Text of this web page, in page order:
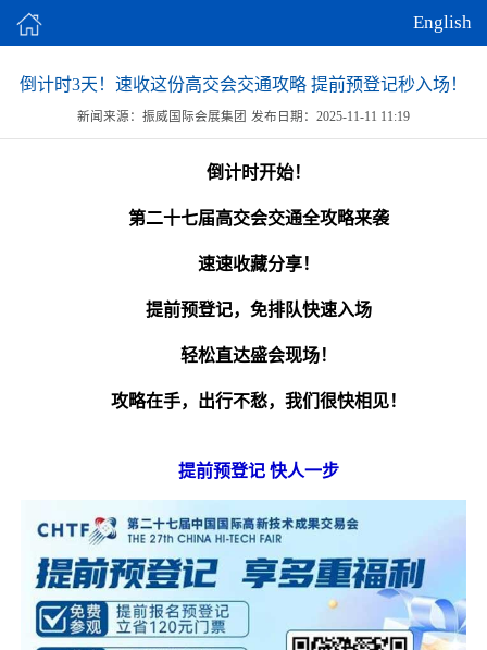
English
倒计时3天！速收这份高交会交通攻略 提前预登记秒入场！
新闻来源：振威国际会展集团 发布日期：2025-11-11 11:19
倒计时开始！
第二十七届高交会交通全攻略来袭
速速收藏分享！
提前预登记，免排队快速入场
轻松直达盛会现场！
攻略在手，出行不愁，我们很快相见！
提前预登记 快人一步